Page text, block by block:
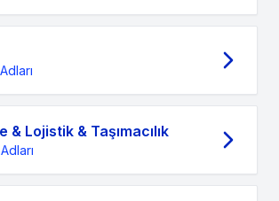
& Lojistik & Taşımacılık